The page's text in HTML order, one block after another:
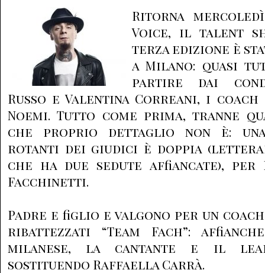
Ritorna
Voice, il talent
terza edizione è
a Milano: quasi
partire dai
Russo e Valentina Correani, i coach
Noemi. Tutto come prima, tranne
che proprio dettaglio non è:
rotanti dei giudici è doppia
che ha due sedute affiancate), per
Facchinetti.
Padre e figlio e valgono per un
ribattezzati “Team Fach”:
milanese, la cantante e il
sostituendo Raffaella Carrà.